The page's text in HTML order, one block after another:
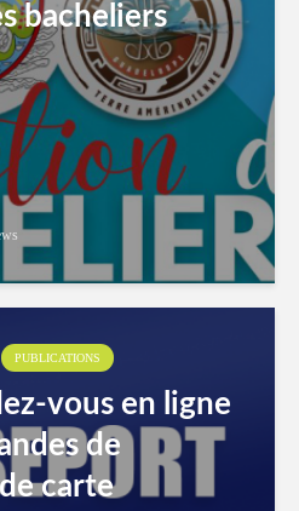
bacheliers
PUBLICATIONS
vous en ligne
de
carte